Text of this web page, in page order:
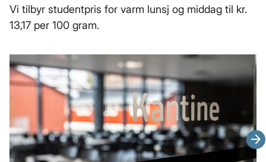
Vi tilbyr studentpris for varm lunsj og middag til kr.
13,17 per 100 gram.